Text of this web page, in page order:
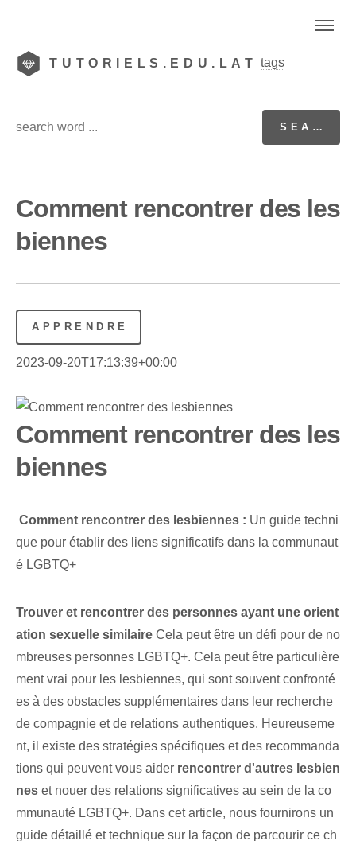
TUTORIELS.EDU.LAT tags
Comment rencontrer des les
biennes
APPRENDRE
2023-09-20T17:13:39+00:00
Comment rencontrer des les
biennes
Comment rencontrer des lesbiennes : ⁤Un‍ guide techni
que pour‍ établir‍ des liens significatifs dans la communaut
é LGBTQ+
Trouver et rencontrer des personnes ayant une orient
ation sexuelle similaire Cela peut être un défi pour de no
mbreuses personnes LGBTQ+. Cela peut être particulière
ment vrai pour les lesbiennes, qui sont souvent confronté
es à des obstacles supplémentaires dans leur recherche
de compagnie et de relations authentiques. Heureuseme
nt, il existe des stratégies spécifiques ⁣et des recommanda
tions ⁢qui peuvent vous aider‌ rencontrer d'autres lesbien
nes ‍et nouer des relations significatives⁢ au sein‌ de la co
mmunauté LGBTQ+. Dans cet article, nous fournirons un
guide détaillé et technique sur la façon de parcourir ce ch